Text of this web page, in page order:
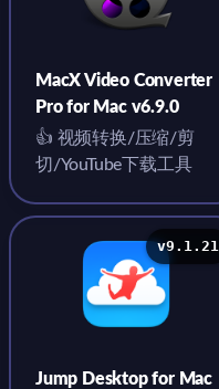
MacX Video Converter
Pro for Mac v6.9.0
👍 视频转换/压缩/剪
切/YouTube下载工具
v9.1.21
Jump Desktop for Mac